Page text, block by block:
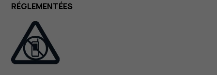
RÉGLEMENTÉES